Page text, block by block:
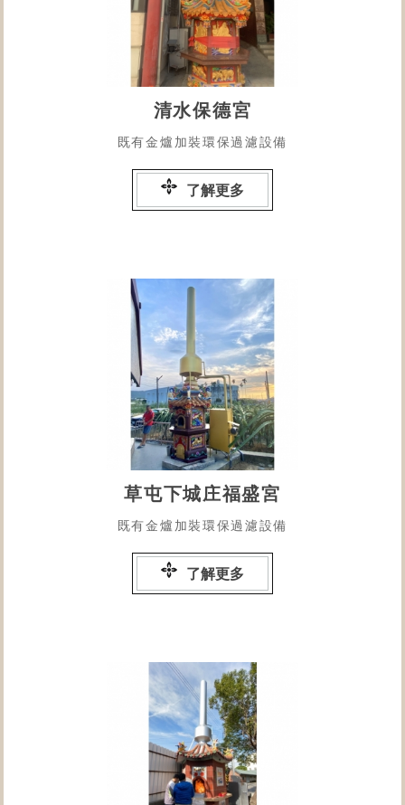
清水保德宮
既有金爐加裝環保過濾設備
了解更多
草屯下城庄福盛宮
既有金爐加裝環保過濾設備
了解更多